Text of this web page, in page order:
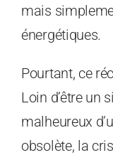
mais
énergétiques.
Pourtant, ce
Loin d’être un
malheureux
obsolète, la